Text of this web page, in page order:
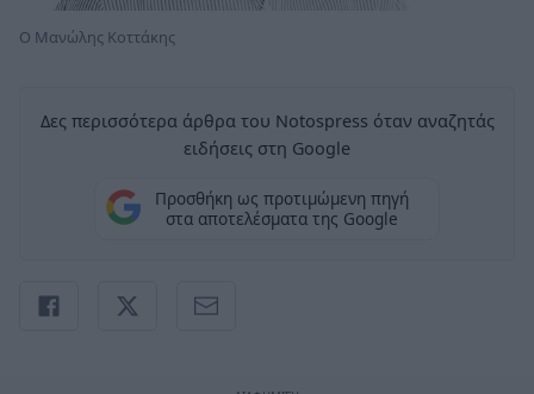
Ο Μανώλης Κοττάκης
Δες περισσότερα άρθρα του Notospress όταν αναζητάς
ειδήσεις στη Google
Προσθήκη ως προτιμώμενη πηγή
στα αποτελέσματα της Google